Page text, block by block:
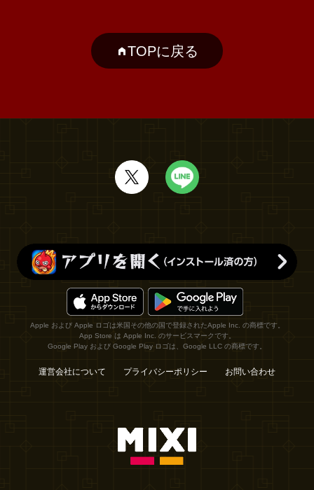
TOPに戻る
Apple および Apple ロゴは米国その他の国で登録されたApple Inc. の商標です。
App Store は Apple Inc. のサービスマークです。
Google Play および Google Play ロゴは、Google LLC の商標です。
運営会社について プライバシーポリシー お問い合わせ